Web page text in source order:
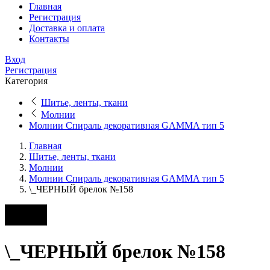
Главная
Регистрация
Доставка и оплата
Контакты
Вход
Регистрация
Категория
Шитье, ленты, ткани
Молнии
Молнии Спираль декоративная GAMMA тип 5
Главная
Шитье, ленты, ткани
Молнии
Молнии Спираль декоративная GAMMA тип 5
\_ЧЕРНЫЙ брелок №158
\_ЧЕРНЫЙ брелок №158